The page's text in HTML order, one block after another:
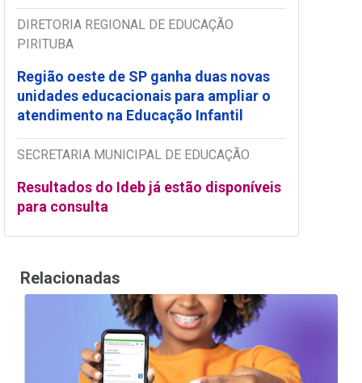
DIRETORIA REGIONAL DE EDUCAÇÃO
PIRITUBA
Região oeste de SP ganha duas novas
unidades educacionais para ampliar o
atendimento na Educação Infantil
SECRETARIA MUNICIPAL DE EDUCAÇÃO
Resultados do Ideb já estão disponíveis
para consulta
Relacionadas